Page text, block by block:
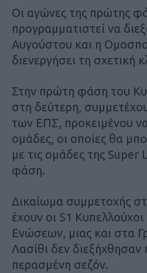
Οι αγώνες της πρώτης
προγραμματιστεί να
Αυγούστου και η
διενεργήσει τη σχετική
Στην πρώτη φάση του
στη δεύτερη,
των ΕΠΣ, προκειμένου
ομάδες, οι οποίες θα
με τις ομάδες της Super
φάση.
Δικαίωμα συμμετοχής
έχουν οι 51
Ενώσεων, μιας και στα
Λασίθι δεν
περασμένη σεζόν.